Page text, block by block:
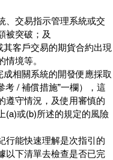
、交易指示管理系統或交
被突破；及
其客戶交易的期貨合約出現
境等。
成相關系統的開發便應採取
/ 補償措施”一欄），這
遵守情況，及使用審慎的
(a)或(b)所述的規定的風險
行能快速理解是次指引的
以下清單去檢查是否已完